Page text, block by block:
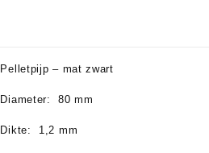
Pelletpijp – mat zwart
Diameter: 80 mm
Dikte: 1,2 mm